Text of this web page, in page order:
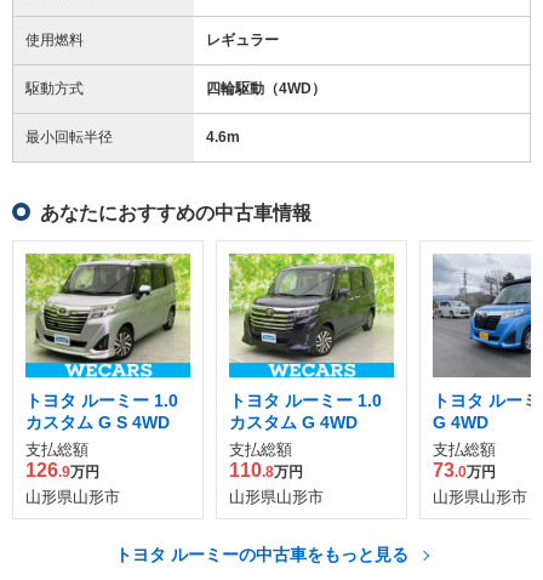
使用燃料 レギュラー
駆動方式 四輪駆動（4WD）
最小回転半径 4.6m
あなたにおすすめの中古車情報
トヨタ ルーミー 1.0
カスタム G S 4WD
支払総額
126.9万円
山形県山形市
トヨタ ルーミー 1.0
カスタム G 4WD
支払総額
110.8万円
山形県山形市
トヨタ ルー
G 4WD
支払総額
73.0万円
山形県山形市
トヨタ ルーミーの中古車をもっと見る